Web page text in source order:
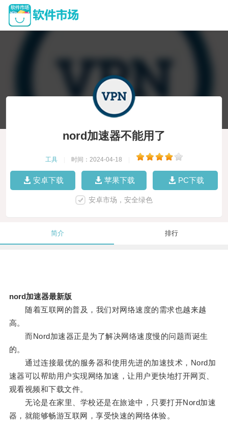
nord加速器不能用了
工具 时间：2024-04-18
安卓下载 苹果下载 PC下载
安卓市场，安全绿色
简介 排行
nord加速器最新版
随着互联网的普及，我们对网络速度的需求也越来越
高。
而Nord加速器正是为了解决网络速度慢的问题而诞生
的。
通过连接最优的服务器和使用先进的加速技术，Nord加
速器可以帮助用户实现网络加速，让用户更快地打开网页、
观看视频和下载文件。
无论是在家里、学校还是在旅途中，只要打开Nord加速
器，就能够畅游互联网，享受快速的网络体验。